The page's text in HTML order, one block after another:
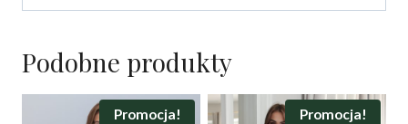
Podobne produkty
Promocja! Promocja!